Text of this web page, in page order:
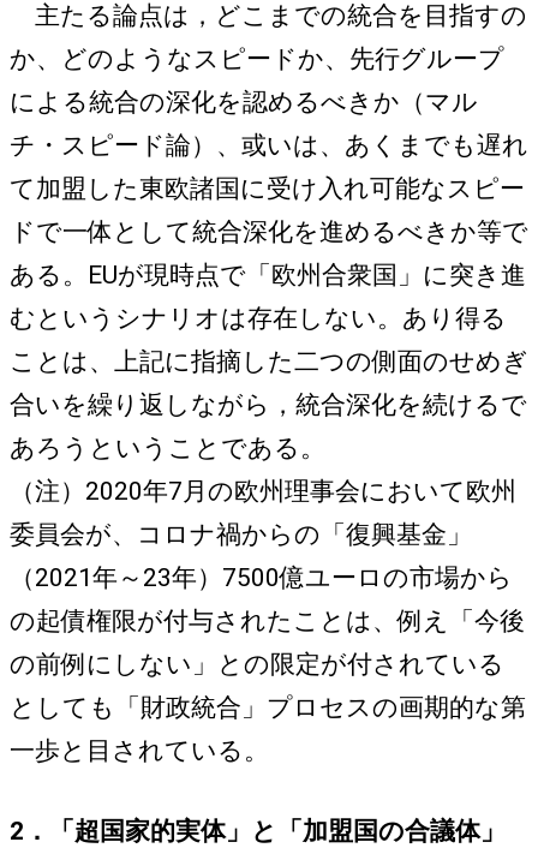
主たる論点は，どこまでの統合を目指すの
か、どのようなスピードか、先行グループ
による統合の深化を認めるべきか（マル
チ・スピード論）、或いは、あくまでも遅れ
て加盟した東欧諸国に受け入れ可能なスピー
ドで一体として統合深化を進めるべきか等で
ある。EUが現時点で「欧州合衆国」に突き進
むというシナリオは存在しない。あり得る
ことは、上記に指摘した二つの側面のせめぎ
合いを繰り返しながら，統合深化を続けるで
あろうということである。
（注）2020年7月の欧州理事会において欧州
委員会が、コロナ禍からの「復興基金」
（2021年～23年）7500億ユーロの市場から
の起債権限が付与されたことは、例え「今後
の前例にしない」との限定が付されている
としても「財政統合」プロセスの画期的な第
一歩と目されている。
2．「超国家的実体」と「加盟国の合議体」